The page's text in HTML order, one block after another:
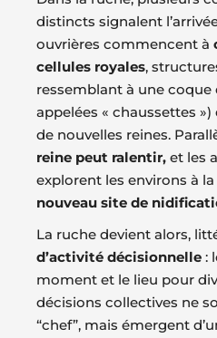
distincts signalent
ouvrières commencent à
cellules royales,
ressemblant à une coque
appelées « chaussettes
de nouvelles reines.
reine peut ralentir, et les
explorent les environs à la
nouveau site de
La ruche devient alors,
d’activité décisionnelle :
moment et le lieu pour
décisions collectives ne
“chef”, mais émergent